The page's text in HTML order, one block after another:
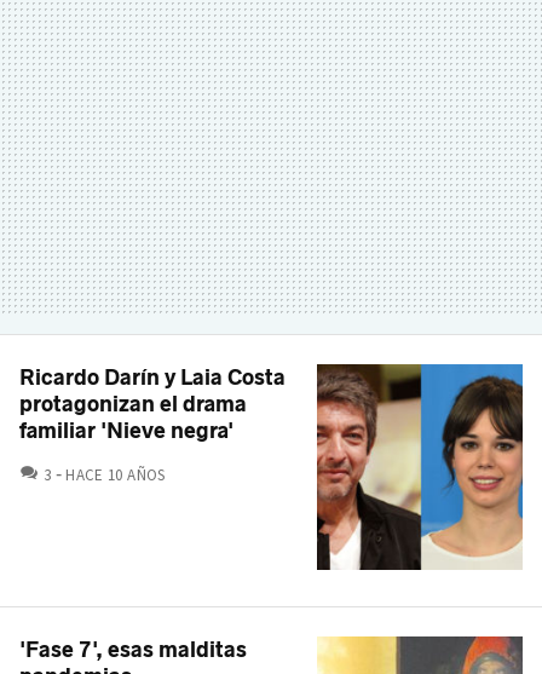
Ricardo Darín y Laia Costa
protagonizan el drama
familiar 'Nieve negra'
3 COMENTARIOS
HACE 10 AÑOS
'Fase 7', esas malditas